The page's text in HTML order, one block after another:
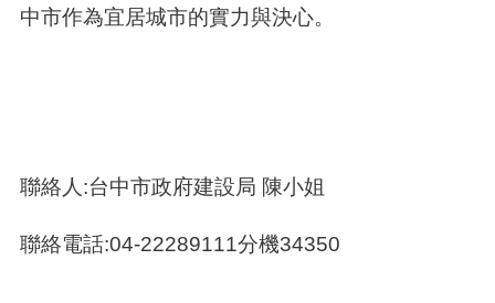
中市作為宜居城市的實力與決心。
聯絡人:台中市政府建設局 陳小姐
聯絡電話:04-22289111分機34350